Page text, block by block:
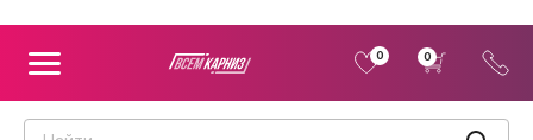
0 0